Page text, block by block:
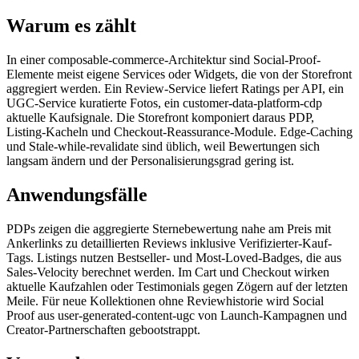
Warum es zählt
In einer composable-commerce-Architektur sind Social-Proof-
Elemente meist eigene Services oder Widgets, die von der Storefront
aggregiert werden. Ein Review-Service liefert Ratings per API, ein
UGC-Service kuratierte Fotos, ein customer-data-platform-cdp
aktuelle Kaufsignale. Die Storefront komponiert daraus PDP,
Listing-Kacheln und Checkout-Reassurance-Module. Edge-Caching
und Stale-while-revalidate sind üblich, weil Bewertungen sich
langsam ändern und der Personalisierungsgrad gering ist.
Anwendungsfälle
PDPs zeigen die aggregierte Sternebewertung nahe am Preis mit
Ankerlinks zu detaillierten Reviews inklusive Verifizierter-Kauf-
Tags. Listings nutzen Bestseller- und Most-Loved-Badges, die aus
Sales-Velocity berechnet werden. Im Cart und Checkout wirken
aktuelle Kaufzahlen oder Testimonials gegen Zögern auf der letzten
Meile. Für neue Kollektionen ohne Reviewhistorie wird Social
Proof aus user-generated-content-ugc von Launch-Kampagnen und
Creator-Partnerschaften gebootstrappt.